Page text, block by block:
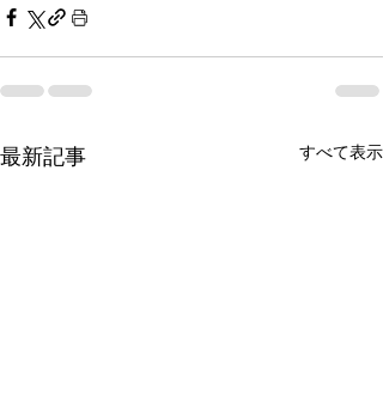
最新記事 すべて表示